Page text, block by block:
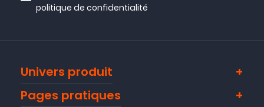
politique de confidentialité
Univers produit
Pages pratiques